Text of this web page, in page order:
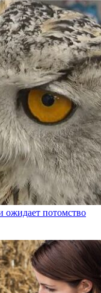
ожидает потомство